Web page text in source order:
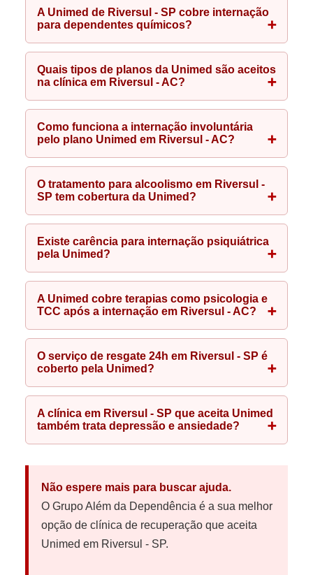
A Unimed de Riversul - SP cobre internação
para dependentes químicos?
Quais tipos de planos da Unimed são aceitos
na clínica em Riversul - AC?
Como funciona a internação involuntária
pelo plano Unimed em Riversul - AC?
O tratamento para alcoolismo em Riversul -
SP tem cobertura da Unimed?
Existe carência para internação psiquiátrica
pela Unimed?
A Unimed cobre terapias como psicologia e
TCC após a internação em Riversul - AC?
O serviço de resgate 24h em Riversul - SP é
coberto pela Unimed?
A clínica em Riversul - SP que aceita Unimed
também trata depressão e ansiedade?
Não espere mais para buscar ajuda.
O Grupo Além da Dependência é a sua melhor
opção de clínica de recuperação que aceita
Unimed em Riversul - SP.